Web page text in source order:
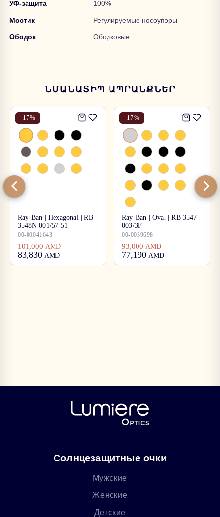
УФ-защита 100%
Мостик Регулируемые носоупоры
Ободок Ободковые
ՆՄԱՆԱՏԻՊ ԱՊՐԱՆՔՆԵՐ
-17%
Ray-Ban | Hexagonal | RB
3548N 001/57 51
00-00041643
101,000 AMD
83,830 AMD
-17%
Ray-Ban | Oval | RB 3547
003/3F
00-0039698
93,000 AMD
77,190 AMD
Солнцезащитные очки
Мужские
Женские
Детские